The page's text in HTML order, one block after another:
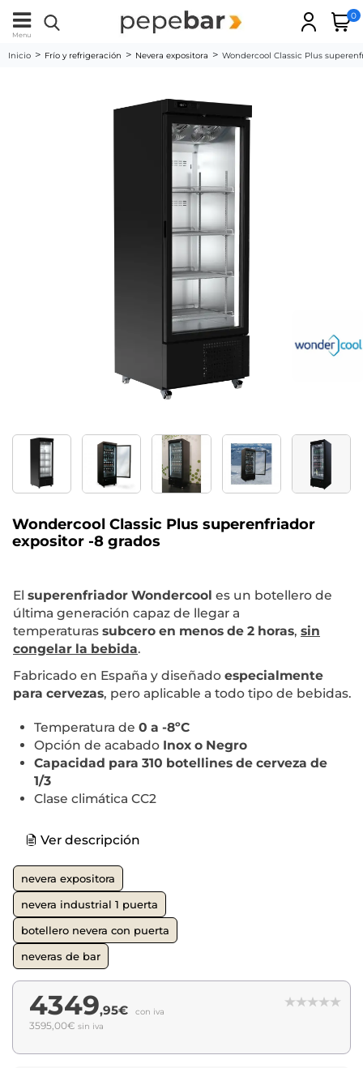
Menu
0
Inicio Frío y refrigeración Nevera expositora Wondercool Classic Plus
Wondercool Classic Plus superenfriador
expositor -8 grados
El superenfriador Wondercool es un botellero de
última generación capaz de llegar a
temperaturas subcero en menos de 2 horas, sin
congelar la bebida.
Fabricado en España y diseñado especialmente
para cervezas, pero aplicable a todo tipo de bebidas.
Temperatura de 0 a -8ºC
Opción de acabado Inox o Negro
Capacidad para 310 botellines de cerveza de
1/3
Clase climática CC2
Ver descripción
nevera expositora
nevera industrial 1 puerta
botellero nevera con puerta
neveras de bar
4349,95€ con iva
3595,00€ sin iva